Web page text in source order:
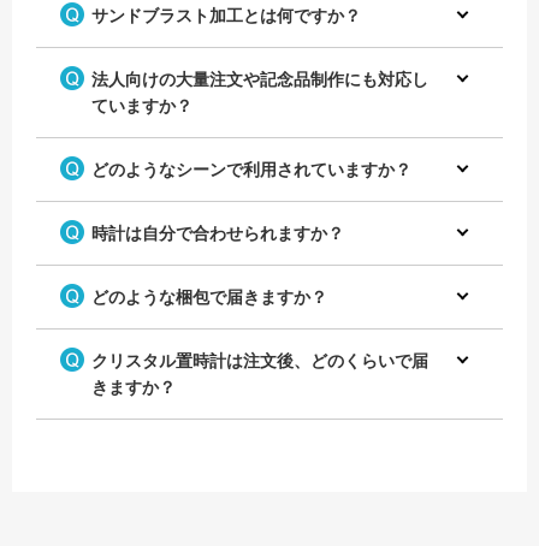
サンドブラスト加工とは何ですか？
法人向けの大量注文や記念品制作にも対応し
ていますか？
どのようなシーンで利用されていますか？
時計は自分で合わせられますか？
どのような梱包で届きますか？
クリスタル置時計は注文後、どのくらいで届
きますか？